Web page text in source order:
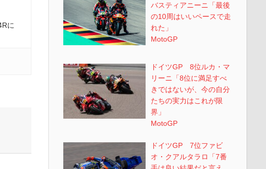
に
バスティアニーニ「最後
の10周はいいペースで走
れた」
MotoGP
ドイツGP 8位ルカ・マ
リーニ「8位に満足すべ
きではないが、今の自分
たちの実力はこれが限
界」
MotoGP
ドイツGP 7位ファビ
オ・クアルタラロ「7番